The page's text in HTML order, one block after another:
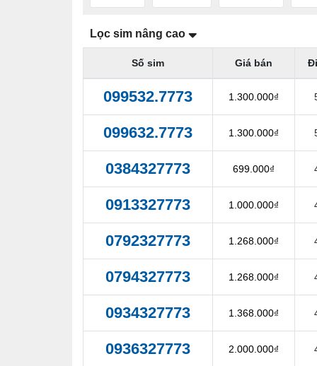
Lọc sim nâng cao
Số sim Giá bán
099532.7773 1.300.000₫
099632.7773 1.300.000₫
0384327773 699.000₫
0913327773 1.000.000₫
0792327773 1.268.000₫
0794327773 1.268.000₫
0934327773 1.368.000₫
0936327773 2.000.000₫